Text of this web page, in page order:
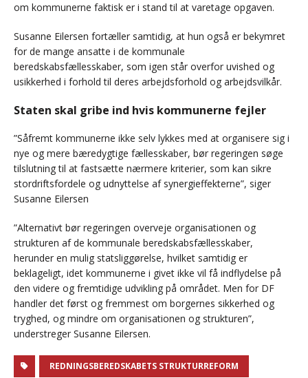
om kommunerne faktisk er i stand til at varetage opgaven.
Susanne Eilersen fortæller samtidig, at hun også er bekymret
for de mange ansatte i de kommunale
beredskabsfællesskaber, som igen står overfor uvished og
usikkerhed i forhold til deres arbejdsforhold og arbejdsvilkår.
Staten skal gribe ind hvis kommunerne fejler
”Såfremt kommunerne ikke selv lykkes med at organisere sig i
nye og mere bæredygtige fællesskaber, bør regeringen søge
tilslutning til at fastsætte nærmere kriterier, som kan sikre
stordriftsfordele og udnyttelse af synergieffekterne”, siger
Susanne Eilersen
”Alternativt bør regeringen overveje organisationen og
strukturen af de kommunale beredskabsfællesskaber,
herunder en mulig statsliggørelse, hvilket samtidig er
beklageligt, idet kommunerne i givet ikke vil få indflydelse på
den videre og fremtidige udvikling på området. Men for DF
handler det først og fremmest om borgernes sikkerhed og
tryghed, og mindre om organisationen og strukturen”,
understreger Susanne Eilersen.
REDNINGSBEREDSKABETS STRUKTURREFORM